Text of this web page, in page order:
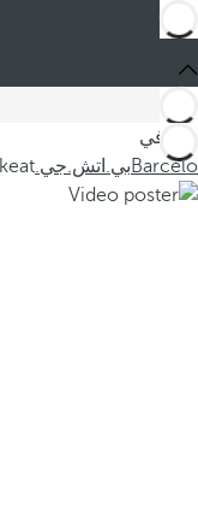
أنت في
Barcelóبي.اتش.جي.